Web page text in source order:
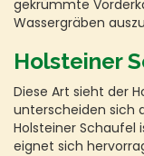
gekrümmte
Wassergräben
Holsteiner
Diese Art sieht der
unterscheiden sich
Holsteiner Schaufel
eignet sich